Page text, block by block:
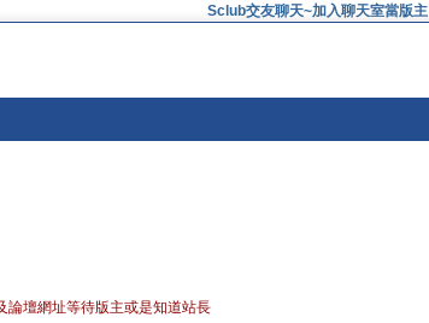
Sclub交友聊天~加入聊天室當版主
論壇網址等待版主或是知道站長